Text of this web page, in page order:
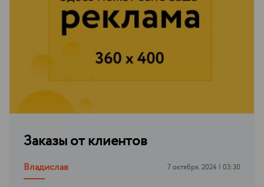
Заказы от клиентов
Владислав 7 октября. 2024 | 03:30